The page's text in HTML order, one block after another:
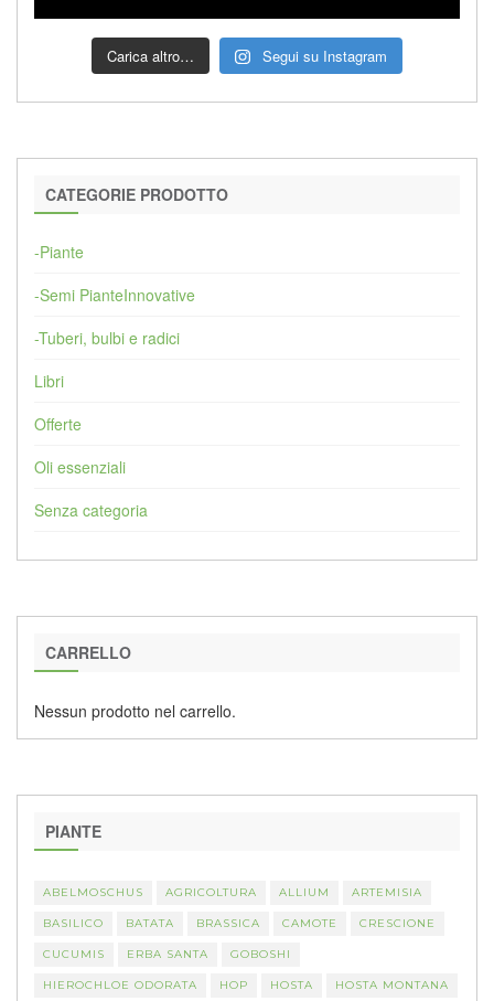
Carica altro… Segui su Instagram
CATEGORIE PRODOTTO
-Piante
-Semi PianteInnovative
-Tuberi, bulbi e radici
Libri
Offerte
Oli essenziali
Senza categoria
CARRELLO
Nessun prodotto nel carrello.
PIANTE
ABELMOSCHUS AGRICOLTURA ALLIUM ARTEMISIA
BASILICO BATATA BRASSICA CAMOTE CRESCIONE
CUCUMIS ERBA SANTA GOBOSHI
HIEROCHLOE ODORATA HOP HOSTA HOSTA MONTANA